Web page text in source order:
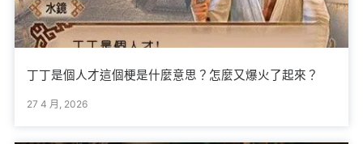
丁丁是個人才這個梗是什麼意思？怎麼又爆火了起來？
27 4 月, 2026